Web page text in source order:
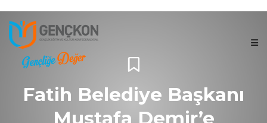
Fatih Belediye Başkanı
Mustafa Demir’e